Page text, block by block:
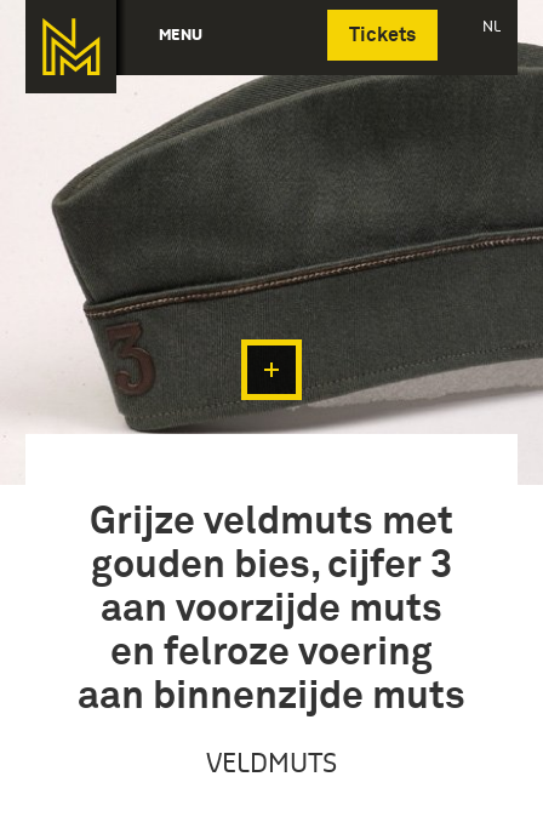
MENU Tickets NL
Deutsch
Grijze veldmuts met
gouden bies, cijfer 3
aan voorzijde muts
en felroze voering
aan binnenzijde muts
VELDMUTS